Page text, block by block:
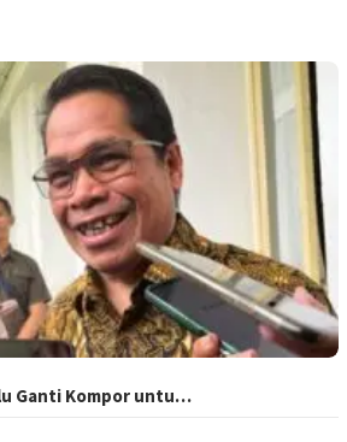
Ganti Kompor untu…